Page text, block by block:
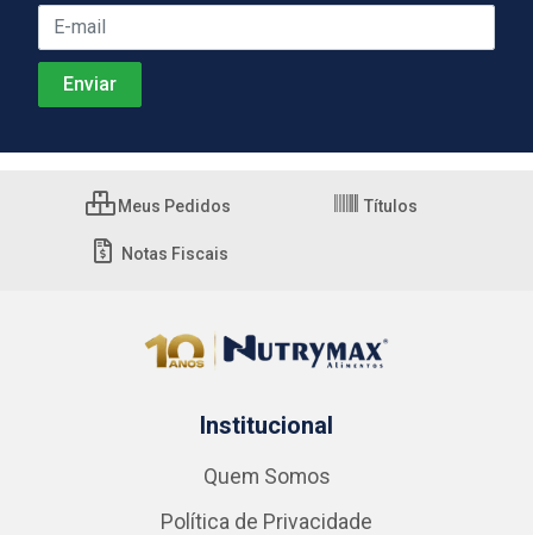
Meus Pedidos Títulos
Notas Fiscais
Institucional
Quem Somos
Política de Privacidade